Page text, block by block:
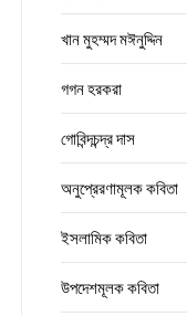
খান মুহম্মদ মঈনুদ্দিন
গগন হরকরা
গোবিন্দচন্দ্র দাস
অনুপ্রেরণামূলক কবিতা
ইসলামিক কবিতা
উপদেশমূলক কবিতা